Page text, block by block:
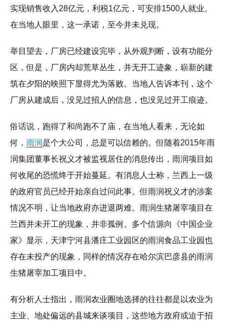
实现销售收入28亿元，利税1亿元，可安排1500人就业。
在当地人眼里，这一承诺，至今并未兑现。
举目望去，厂房已经建设完毕，从外观判断，设有功能分
区，但是，厂房内却荒草丛生，并无开工迹象，崭新的建
筑在夕阳的映照下显得尤为落败。当地人告诉本刊，这个
厂房从建成后，没见过招人的信息，也没见过开工痕迹。
俗话说，跑得了和尚跑不了庙，在当地人看来，无论如
何， 雨润是个大公司，总是可以信赖的。但随着2015年雨
润集团董事长祝义才被监视居住的消息传出，雨润项目如
何收尾的恐慌终于开始蔓延。有消息人士称，兰西上一级
的政府官员已经开始亲自过问此事。但雨润祝义才的涉案
情况不明，让当地政府亦进退两难。雨润生猪屠宰项目在
兰西并未开工的现象，并非孤例。多个信源向《中国企业
家》显示，天津宁河县潘庄工业园区的雨润食品工业园也
存在未投产的现象，同样的情况存在哈尔滨巴彦县的雨润
生猪屠宰加工项目中。
有分析人士指出，雨润农业圈地选择的往往都是以农业为
主业、地处偏远的县城来谈项目，这些地方政府或迫于招